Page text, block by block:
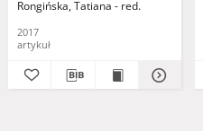
Tatiana - red.
Rongińska, Tatiana - red.
2017
artykuł